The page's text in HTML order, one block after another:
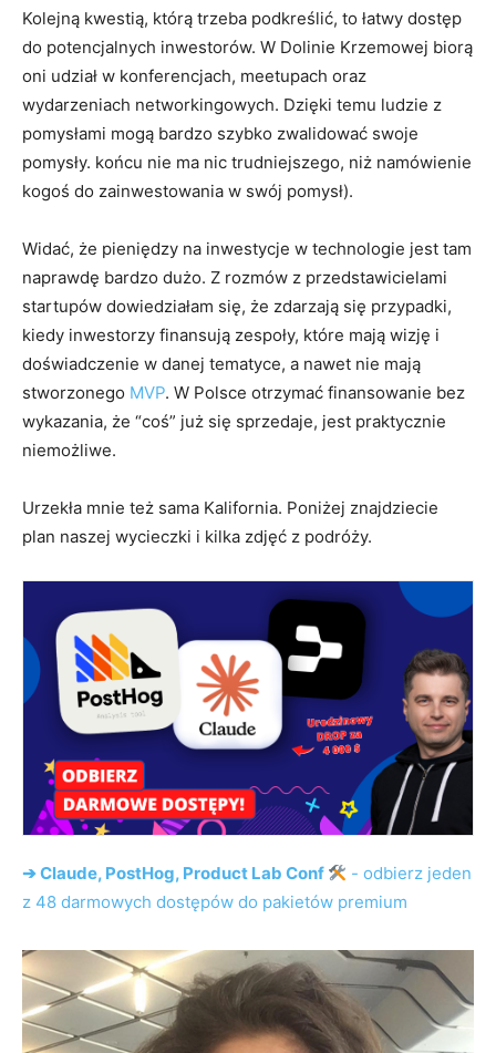
Kolejną kwestią, którą trzeba podkreślić, to łatwy dostęp
do potencjalnych inwestorów. W Dolinie Krzemowej biorą
oni udział w konferencjach, meetupach oraz
wydarzeniach networkingowych. Dzięki temu ludzie z
pomysłami mogą bardzo szybko zwalidować swoje
pomysły. końcu nie ma nic trudniejszego, niż namówienie
kogoś do zainwestowania w swój pomysł).
Widać, że pieniędzy na inwestycje w technologie jest tam
naprawdę bardzo dużo. Z rozmów z przedstawicielami
startupów dowiedziałam się, że zdarzają się przypadki,
kiedy inwestorzy finansują zespoły, które mają wizję i
doświadczenie w danej tematyce, a nawet nie mają
stworzonego MVP. W Polsce otrzymać finansowanie bez
wykazania, że “coś” już się sprzedaje, jest praktycznie
niemożliwe.
Urzekła mnie też sama Kalifornia. Poniżej znajdziecie
plan naszej wycieczki i kilka zdjęć z podróży.
➔ Claude, PostHog, Product Lab Conf
- odbierz jeden
z 48 darmowych dostępów do pakietów premium